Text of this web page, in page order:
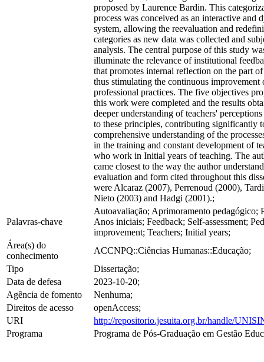
proposed by Laurence Bardin. This
process was conceived as an interactive and
system, allowing the reevaluation and
categories as new data was collected and
analysis. The central purpose of this study
illuminate the relevance of institutional
that promotes internal reflection on the part of
thus stimulating the continuous improvement
professional practices. The five objectives
this work were completed and the results
deeper understanding of teachers'
to these principles, contributing significantly
comprehensive understanding of the
in the training and constant development of
who work in Initial years of teaching. The
came closest to the way the author
evaluation and form cited throughout this
were Alcaraz (2007), Perrenoud (2000),
Nieto (2003) and Hadgi (2001).;
Palavras-chave
Autoavaliação; Aprimoramento pedagógico;
Anos iniciais; Feedback; Self-assessment;
improvement; Teachers; Initial years;
Área(s) do
conhecimento
ACCNPQ::Ciências Humanas::Educação;
Tipo
Dissertação;
Data de defesa
2023-10-20;
Agência de fomento
Nenhuma;
Direitos de acesso
openAccess;
URI
http://repositorio.jesuita.org.br/handle/
Programa
Programa de Pós-Graduação em Gestão